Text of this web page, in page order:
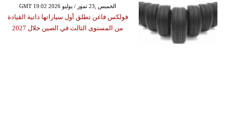
GMT 19:02 2026 الخميس ,23 تموز / يوليو
فولكس فاغن تطلق أول سياراتها ذاتية القيادة
من المستوى الثالث في الصين خلال 2027